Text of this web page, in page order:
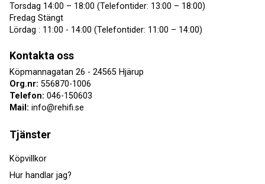
Torsdag 14:00 – 18:00 (Telefontider: 13:00 – 18:00)
Fredag Stängt
Lördag : 11:00 - 14:00 (Telefontider: 11:00 – 14:00)
Kontakta oss
Köpmannagatan 26 - 24565 Hjärup
Org.nr: 556870-1006
Telefon: 046-150603
Mail: info@rehifi.se
Tjänster
Köpvillkor
Hur handlar jag?